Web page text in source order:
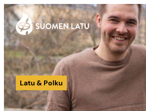
Siirry
suoraan
sisältöön
Suomen Latu
Latu & Polku